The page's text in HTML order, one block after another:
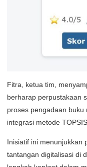
Fitra, ketua tim,
berharap perpustakaan
proses pengadaan
integrasi metode
Inisiatif ini menunjukkan
tantangan digitalisasi di